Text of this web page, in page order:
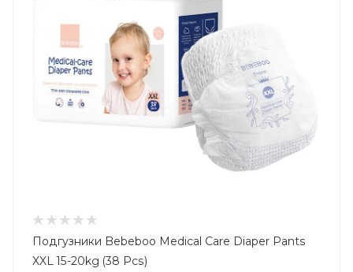
Подгузники Bebeboo Medical Care Diaper Pants
XXL 15-20kg (38 Pcs)